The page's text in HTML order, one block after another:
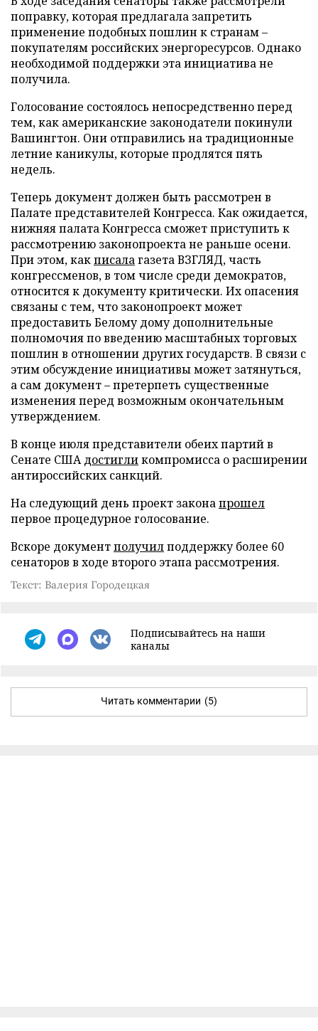
поправку, которая предлагала запретить
применение подобных пошлин к странам –
покупателям российских энергоресурсов. Однако
необходимой поддержки эта инициатива не
получила.
Голосование состоялось непосредственно перед
тем, как американские законодатели покинули
Вашингтон. Они отправились на традиционные
летние каникулы, которые продлятся пять
недель.
Теперь документ должен быть рассмотрен в
Палате представителей Конгресса. Как ожидается,
нижняя палата Конгресса сможет приступить к
рассмотрению законопроекта не раньше осени.
При этом, какписалагазета ВЗГЛЯД, часть
конгрессменов, в том числе среди демократов,
относится к документу критически. Их опасения
связаны с тем, что законопроект может
предоставить Белому дому дополнительные
полномочия по введению масштабных торговых
пошлин в отношении других государств. В связи с
этим обсуждение инициативы может затянуться,
а сам документ – претерпеть существенные
изменения перед возможным окончательным
утверждением.
В конце июля представители обеих партий в
Сенате СШАдостигликомпромисса о расширении
антироссийских санкций.
На следующий день проект законапрошел
первое процедурное голосование.
Вскоре документполучилподдержку более 60
сенаторов в ходе второго этапа рассмотрения.
Текст: Валерия Городецкая
Подписывайтесь на наши
каналы
Читать комментарии (5)